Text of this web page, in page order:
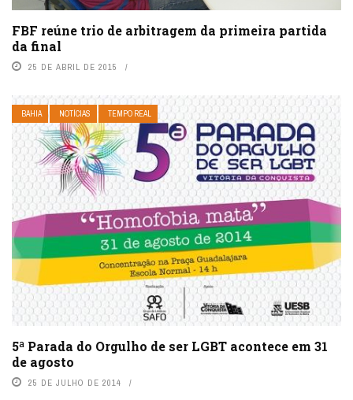
FBF reúne trio de arbitragem da primeira partida
da final
25 DE ABRIL DE 2015
BAHIA NOTÍCIAS TEMPO REAL
5ª Parada do Orgulho de ser LGBT acontece em 31
de agosto
25 DE JULHO DE 2014